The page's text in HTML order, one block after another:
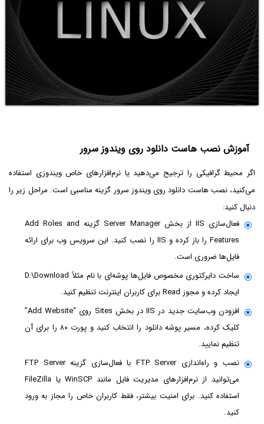
آموزش نصب هاست دانلود روی ویندوز سرور
اگر محیط گرافیکی را ترجیح می‌دهید یا نرم‌افزارهای خاص ویندوزی استفاده
می‌کنید، نصب هاست دانلود روی ویندوز سرور گزینه مناسبی است. مراحل زیر را
دنبال کنید:
فعال‌سازی IIS از بخش Server Manager گزینه Add Roles and
Features را باز کرده و IIS را نصب کنید. این سرویس وب برای ارائه
فایل‌ها ضروری است.
ساخت دایرکتوری مخصوص فایل‌ها پوشه‌ای با نام مثلاً D:\Download
ایجاد کرده و مجوز Read برای کاربران اینترنت تنظیم کنید.
افزودن وب‌سایت جدید در IIS در بخش Sites روی “Add Website”
کلیک کرده، مسیر پوشه دانلود را انتخاب کنید و پورت ۸۰ را برای آن
تنظیم نمایید.
نصب و راه‌اندازی FTP Server با فعال‌سازی گزینه FTP Server
می‌توانید از نرم‌افزارهای مدیریت فایل مانند WinSCP یا FileZilla
استفاده کنید. برای امنیت بیشتر، فقط کاربران خاص را مجاز به ورود
کنید.